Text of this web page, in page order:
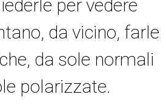
per vedere
da vicino, farle
da sole normali
polarizzate.